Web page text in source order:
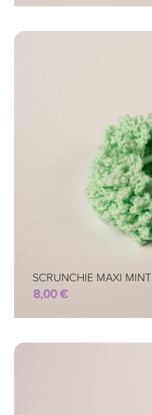
SCRUNCHIE MAXI ΜΙΝΤ
8,00€